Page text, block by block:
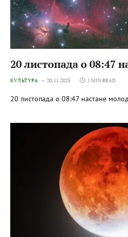
20 листопада о 08:47
КУЛЬТУРА 20.11.2025 1 MIN READ
20 листопада о 08:47 настане